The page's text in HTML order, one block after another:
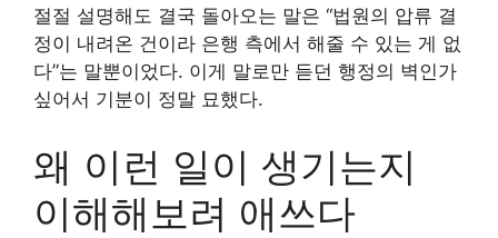
절절 설명해도 결국 돌아오는 말은 “법원의 압류 결
정이 내려온 건이라 은행 측에서 해줄 수 있는 게 없
다”는 말뿐이었다. 이게 말로만 듣던 행정의 벽인가
싶어서 기분이 정말 묘했다.
왜 이런 일이 생기는지
이해해보려 애쓰다